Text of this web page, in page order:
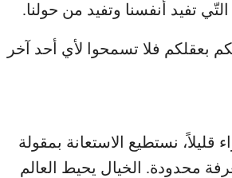
تفيد أنفسنا وتفيد من حولنا.
بعقلكم فلا تسمحوا لأي أحد آخر
نستطيع الاستعانة بمقولة
محدودة. الخيال يحيط العالم